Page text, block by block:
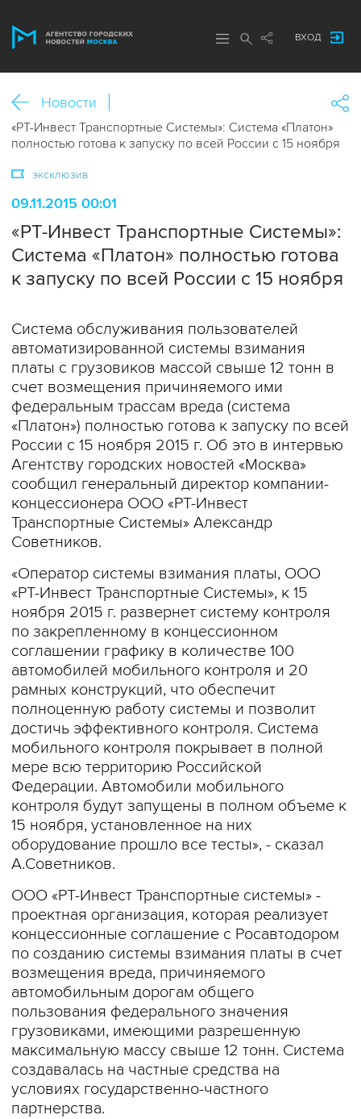
ВХОД
Новости
«РТ-Инвест Транспортные Системы»: Система «Платон»
полностью готова к запуску по всей России с 15 ноября
эксклюзив
09.11.2015 00:01
«РТ-Инвест Транспортные Системы»:
Система «Платон» полностью готова
к запуску по всей России с 15 ноября
Система обслуживания пользователей
автоматизированной системы взимания
платы с грузовиков массой свыше 12 тонн в
счет возмещения причиняемого ими
федеральным трассам вреда (система
«Платон») полностью готова к запуску по всей
России с 15 ноября 2015 г. Об это в интервью
Агентству городских новостей «Москва»
сообщил генеральный директор компании-
концессионера ООО «РТ-Инвест
Транспортные Системы» Александр
Советников.
«Оператор системы взимания платы, ООО
«РТ-Инвест Транспортные Системы», к 15
ноября 2015 г. развернет систему контроля
по закрепленному в концессионном
соглашении графику в количестве 100
автомобилей мобильного контроля и 20
рамных конструкций, что обеспечит
полноценную работу системы и позволит
достичь эффективного контроля. Система
мобильного контроля покрывает в полной
мере всю территорию Российской
Федерации. Автомобили мобильного
контроля будут запущены в полном объеме к
15 ноября, установленное на них
оборудование прошло все тесты», - сказал
А.Советников.
ООО «РТ-Инвест Транспортные системы» -
проектная организация, которая реализует
концессионные соглашение с Росавтодором
по созданию системы взимания платы в счет
возмещения вреда, причиняемого
автомобильным дорогам общего
пользования федерального значения
грузовиками, имеющими разрешенную
максимальную массу свыше 12 тонн. Система
создавалась на частные средства на
условиях государственно-частного
партнерства.